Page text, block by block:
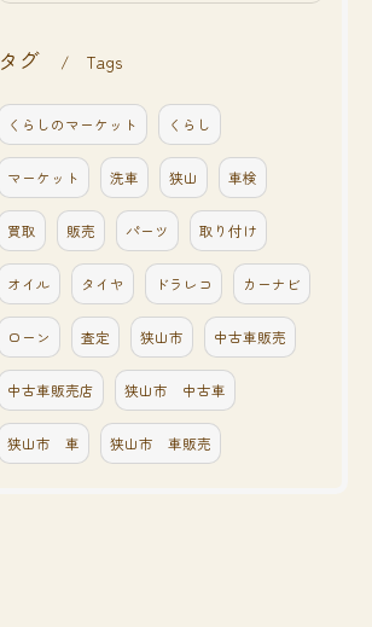
タグ Tags
くらしのマーケット くらし
マーケット 洗車 狭山 車検
買取 販売 パーツ 取り付け
オイル タイヤ ドラレコ カーナビ
ローン 査定 狭山市 中古車販売
中古車販売店 狭山市 中古車
狭山市 車 狭山市 車販売